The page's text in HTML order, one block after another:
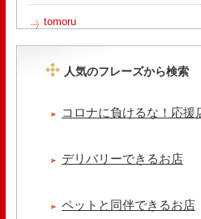
tomoru
煮込みました ニースの郷..
【 よもぎ蒸しやリラクゼーション
人気のフレーズから検索
コロナに負けるな！応援
デリバリーできるお店
ペットと同伴できるお店